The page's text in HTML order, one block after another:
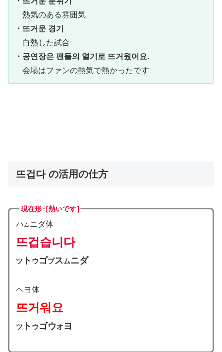
熱気のある雰囲気
・뜨거운 경기
白熱した試合
・공연장은 팬들의 열기로 뜨거웠어요.
会場はファンの熱気で熱かったです
뜨겁다 の活用の仕方
現在形［熱いです］
ハムニダ体
뜨겁습니다
ツ ト ウゴプスムニダ
ヘヨ体
뜨거워요
ツ ト ウゴウオヨ